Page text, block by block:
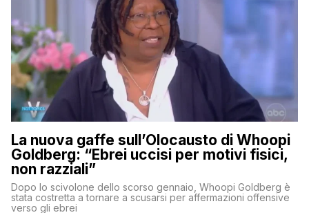
La nuova gaffe sull’Olocausto di Whoopi
Goldberg: “Ebrei uccisi per motivi fisici,
non razziali”
Dopo lo scivolone dello scorso gennaio, Whoopi Goldberg è
stata costretta a tornare a scusarsi per affermazioni offensive
verso gli ebrei